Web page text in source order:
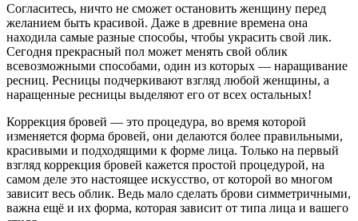
Согласитесь, ничто не сможет остановить женщину перед
желанием быть красивой. Даже в древние времена она
находила самые разные способы, чтобы украсить свой лик.
Сегодня прекрасный пол может менять свой облик
всевозможными способами, один из которых — наращивание
ресниц. Ресницы подчеркивают взгляд любой женщины, а
наращенные ресницы выделяют его от всех остальных!
Коррекция бровей — это процедура, во время которой
изменяется форма бровей, они делаются более правильными,
красивыми и подходящими к форме лица. Только на первый
взгляд коррекция бровей кажется простой процедурой, на
самом деле это настоящее искусство, от которой во многом
зависит весь облик. Ведь мало сделать брови симметричными,
важна ещё и их форма, которая зависит от типа лица и вашего